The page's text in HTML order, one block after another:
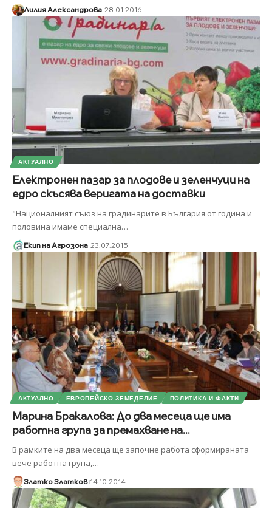
Лилия Александрова 28.01.2016
АКТУАЛНО
Електронен пазар за плодове и зеленчуци на
едро скъсява веригата на доставки
"Националният съюз на градинарите в България от година и
половина имаме специална…
Екип на Агрозона 23.07.2015
АКТУАЛНО ЕВРОПЕЙСКО ЗЕМЕДЕЛИЕ ПОЛИТИКА И ФАКТИ
Марина Бракалова: До два месеца ще има
работна група за премахване на...
В рамките на два месеца ще започне работа сформираната
вече работна група,…
Златко Златков 14.10.2014